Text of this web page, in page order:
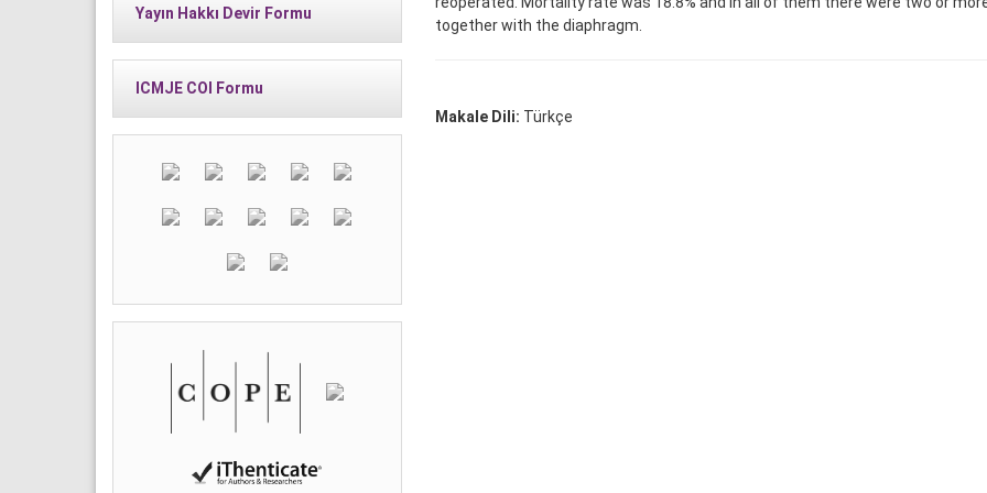
Yayın Hakkı Devir Formu
ICMJE COI Formu
together with the diaphragm.
Makale Dili: Türkçe